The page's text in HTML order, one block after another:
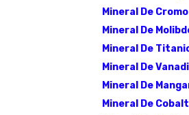
Mineral De Cromo
Mineral De
Mineral De
Mineral De
Mineral De
Mineral De